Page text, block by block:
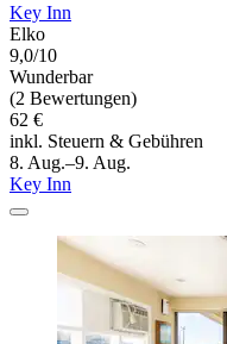
Key Inn
Elko
9,0/10
Wunderbar
(2 Bewertungen)
62 €
inkl. Steuern & Gebühren
8. Aug.–9. Aug.
Key Inn